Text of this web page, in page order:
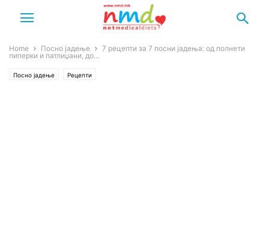
Home Посно јадење
7 рецепти за 7 посни јадења: од полнети
пиперки и патлиџани, до...
Посно јадење Рецепти